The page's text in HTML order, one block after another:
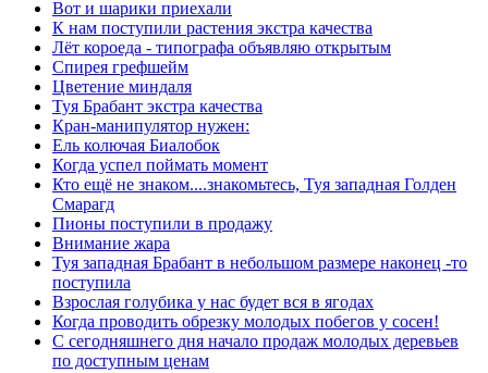
Вот и шарики приехали
К нам поступили растения экстра качества
Лёт короеда - типографа объявляю открытым
Спирея грефшейм
Цветение миндаля
Туя Брабант экстра качества
Кран-манипулятор нужен:
Ель колючая Биалобок
Когда успел поймать момент
Кто ещё не знаком....знакомьтесь, Туя западная Голден
Смарагд
Пионы поступили в продажу
Внимание жара
Туя западная Брабант в небольшом размере наконец -то
поступила
Взрослая голубика у нас будет вся в ягодах
Когда проводить обрезку молодых побегов у сосен!
С сегодняшнего дня начало продаж молодых деревьев
по доступным ценам